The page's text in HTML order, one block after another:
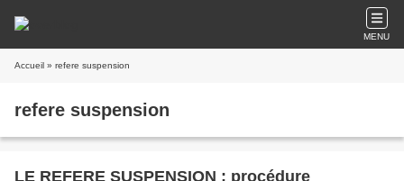
MENU
Accueil » refere suspension
refere suspension
LE REFERE SUSPENSION : procédure